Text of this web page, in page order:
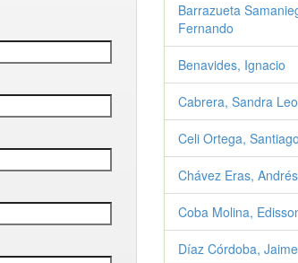
Barrazueta
Fernando
Benavides, Ignacio
Cabrera, Sandra
Celi Ortega,
Chávez Eras, Andrés
Coba Molina,
Díaz Córdoba, Jaime